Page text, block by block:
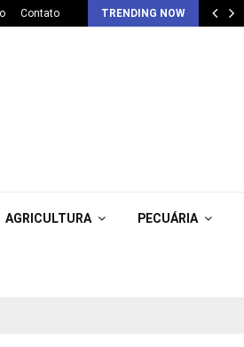
Contato TRENDING NOW
AGRICULTURA PECUÁRIA